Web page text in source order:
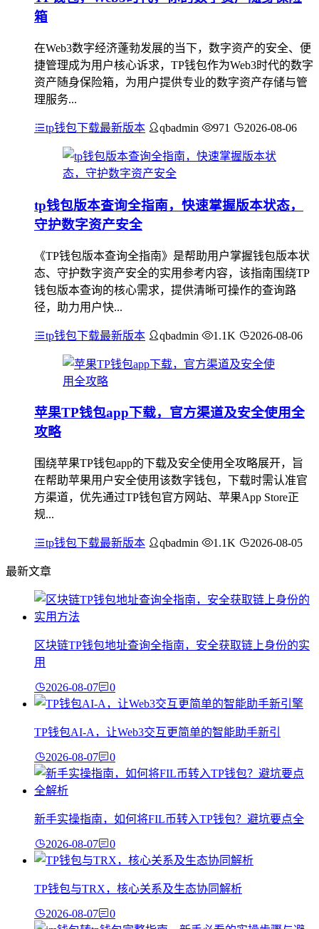
箱
在Web3数字经济蓬勃发展的当下，数字资产的安全、便
捷管理成为用户核心诉求，TP钱包作为Web3时代的数字
资产随身保险箱，为用户提供专业的数字资产存储与管
理服务...
tp钱包下载最新版本 qbadmin 971 2026-08-06
tp钱包版本查询全指南，快速掌握版本状态，
守护数字资产安全
《TP钱包版本查询全指南》是帮助用户掌握钱包版本状
态、守护数字资产安全的实用参考内容，该指南围绕TP
钱包版本查询的核心需求，提供清晰可操作的查询路
径，助力用户快...
tp钱包下载最新版本 qbadmin 1.1K 2026-08-06
苹果TP钱包app下载，官方渠道及安全使用全
攻略
围绕苹果TP钱包app的下载及安全使用全攻略展开，旨
在帮助苹果用户安全使用该数字钱包，下载时需认准官
方渠道，优先通过TP钱包官方网站、苹果App Store正
规...
tp钱包下载最新版本 qbadmin 1.1K 2026-08-05
最新文章
区块链TP钱包地址查询全指南，安全获取链上身份的实
用
2026-08-07 0
TP钱包AI-A，让Web3交互更简单的智能助手新引
2026-08-07 0
新手实操指南，如何将FIL币转入TP钱包？避坑要点全
2026-08-07 0
TP钱包与TRX，核心关系及生态协同解析
2026-08-07 0